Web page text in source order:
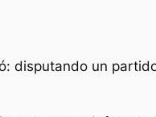
disputando un